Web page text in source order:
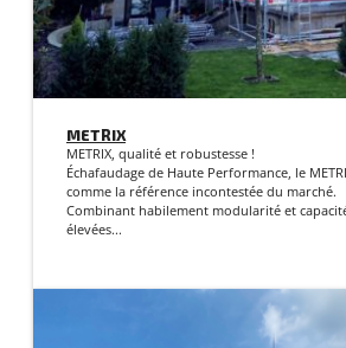
METRIX
METRIX, qualité et robustesse !
Échafaudage de Haute Performance, le
comme la référence incontestée du marché.
Combinant habilement modularité et
élevées...